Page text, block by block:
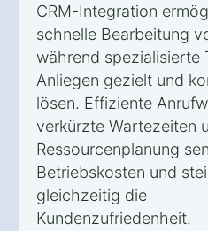
CRM-Integration
schnelle Bearbeitung
während spezialisierte
Anliegen gezielt und
lösen. Effiziente
verkürzte Wartezeiten
Ressourcenplanung
Betriebskosten und
gleichzeitig die
Kundenzufriedenheit.